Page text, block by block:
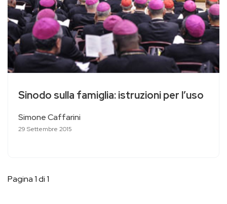
Sinodo sulla famiglia: istruzioni per l’uso
Simone Caffarini
29 Settembre 2015
Pagina 1 di 1